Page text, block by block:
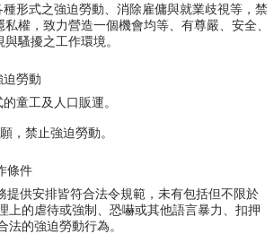
形式之強迫勞動、消除雇傭與就業歧視等，禁
私權，致力營造一個機會均等、有尊嚴、安全、
騷擾之工作環境。
迫勞動
童工及人口販運。
，禁止強迫勞動。
條件
提供安排皆符合法令規範，未有包括但不限於
上的虐待或強制、恐嚇或其他語言暴力、扣押
法的強迫勞動行為。